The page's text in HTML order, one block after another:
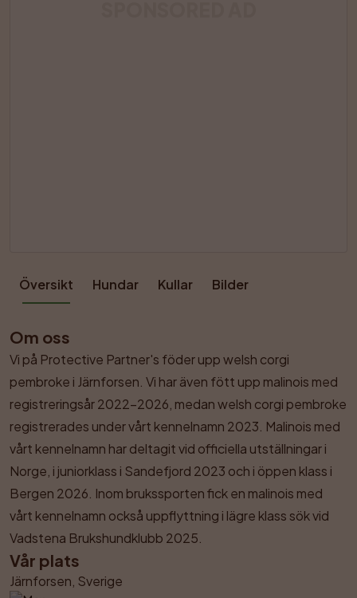
Översikt Hundar Kullar Bilder
Om oss
Vi på Protective Partner's föder upp welsh corgi
pembroke i Järnforsen. Vi har även fött upp malinois med
registreringsår 2022–2026, medan welsh corgi pembroke
registrerades under vårt kennelnamn 2023. Malinois med
vårt kennelnamn har deltagit vid officiella utställningar i
Norge, i juniorklass i Sandefjord 2023 och i öppen klass i
Bergen 2026. Inom brukssporten fick en malinois med
vårt kennelnamn också uppflyttning i lägre klass sök vid
Vadstena Brukshundklubb 2025.
Vår plats
Järnforsen, Sverige